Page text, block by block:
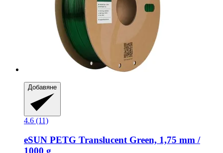
Добавяне
4.6 (11)
eSUN PETG Translucent Green, 1,75 mm /
1000 g